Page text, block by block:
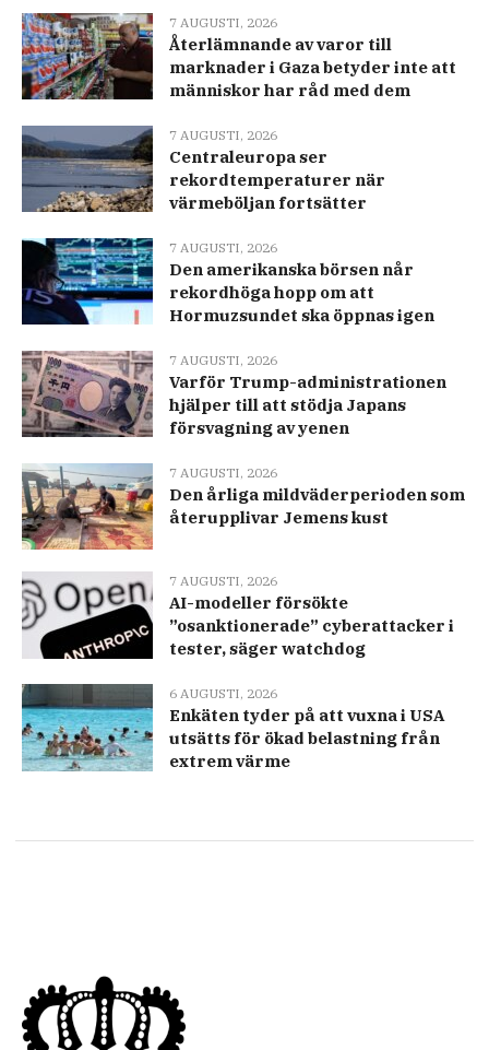
7 AUGUSTI, 2026
Återlämnande av varor till
marknader i Gaza betyder inte att
människor har råd med dem
7 AUGUSTI, 2026
Centraleuropa ser
rekordtemperaturer när
värmeböljan fortsätter
7 AUGUSTI, 2026
Den amerikanska börsen når
rekordhöga hopp om att
Hormuzsundet ska öppnas igen
7 AUGUSTI, 2026
Varför Trump-administrationen
hjälper till att stödja Japans
försvagning av yenen
7 AUGUSTI, 2026
Den årliga mildväderperioden som
återupplivar Jemens kust
7 AUGUSTI, 2026
AI-modeller försökte
”osanktionerade” cyberattacker i
tester, säger watchdog
6 AUGUSTI, 2026
Enkäten tyder på att vuxna i USA
utsätts för ökad belastning från
extrem värme